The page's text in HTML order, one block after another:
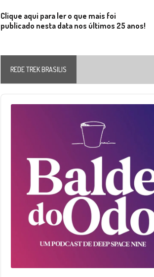
Clique aqui para ler o que mais foi
publicado nesta data nos últimos 25 anos!
REDE TREK BRASILIS
Audio
Player